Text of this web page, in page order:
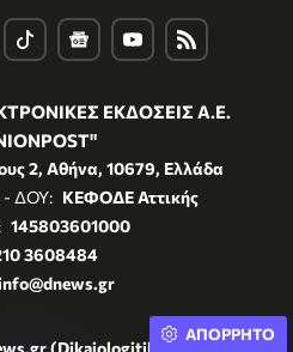
ΕΚΔΟΣΕΙΣ Α.Ε.
2, Αθήνα, 10679, Ελλάδα
- ΔΟΥ: ΚΕΦΟΔΕ Αττικής
145803601000
3608484
ΑΠΟΡΡΗΤΟ